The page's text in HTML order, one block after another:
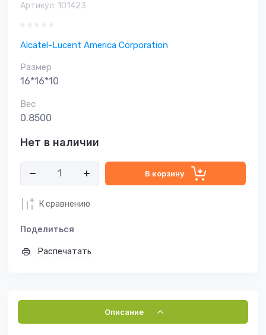
Артикул: 101423
Alcatel-Lucent America Corporation
Размер
16*16*10
Вес
0.8500
Нет в наличии
В корзину
К сравнению
Поделиться
Распечатать
Описание